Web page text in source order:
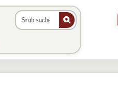
Galerie durchsuchen